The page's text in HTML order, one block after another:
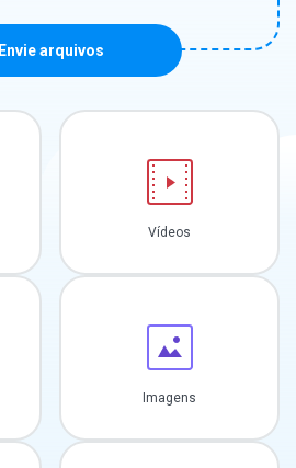
Envie arquivos
Vídeos
Imagens